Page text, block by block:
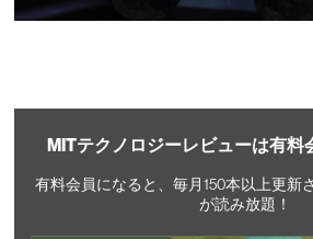
MITテクノロジーレビューは有料
有料会員になると、毎月150本以上更新
が読み放題！